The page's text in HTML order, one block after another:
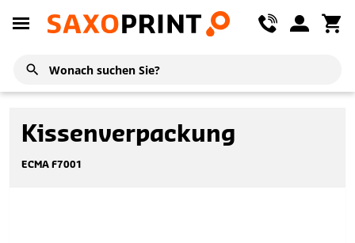
Kissenverpackung
ECMA F7001